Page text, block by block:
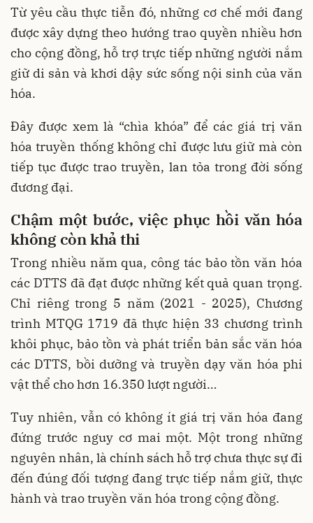
Từ yêu cầu thực tiễn đó, những cơ chế mới đang
được xây dựng theo hướng trao quyền nhiều hơn
cho cộng đồng, hỗ trợ trực tiếp những người nắm
giữ di sản và khơi dậy sức sống nội sinh của văn
hóa.
Đây được xem là “chìa khóa” để các giá trị văn
hóa truyền thống không chỉ được lưu giữ mà còn
tiếp tục được trao truyền, lan tỏa trong đời sống
đương đại.
Chậm một bước, việc phục hồi văn hóa
không còn khả thi
Trong nhiều năm qua, công tác bảo tồn văn hóa
các DTTS đã đạt được những kết quả quan trọng.
Chỉ riêng trong 5 năm (2021 - 2025), Chương
trình MTQG 1719 đã thực hiện 33 chương trình
khôi phục, bảo tồn và phát triển bản sắc văn hóa
các DTTS, bồi dưỡng và truyền dạy văn hóa phi
vật thể cho hơn 16.350 lượt người…
Tuy nhiên, vẫn có không ít giá trị văn hóa đang
đứng trước nguy cơ mai một. Một trong những
nguyên nhân, là chính sách hỗ trợ chưa thực sự đi
đến đúng đối tượng đang trực tiếp nắm giữ, thực
hành và trao truyền văn hóa trong cộng đồng.